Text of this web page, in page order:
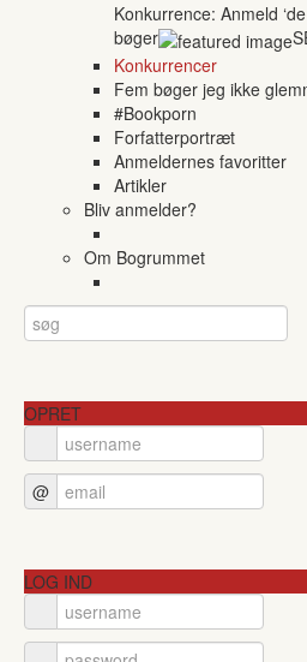
Konkurrence: Anmeld
bøger
Konkurrencer
Fem bøger jeg ikke
#Bookporn
Forfatterportræt
Anmeldernes favoritter
Artikler
Bliv anmelder?
Om Bogrummet
OPRET
@
LOG IND